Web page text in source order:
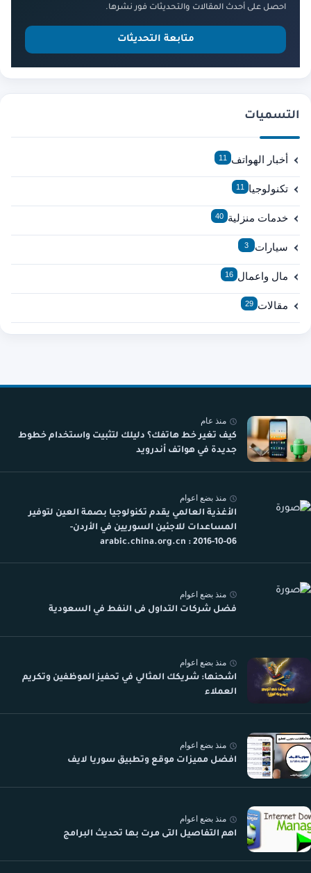
احصل على أحدث المقالات والتحديثات فور نشرها.
متابعة التحديثات
التسميات
أخبار الهواتف 11
تكنولوجيا 11
خدمات منزلية 40
سيارات 3
مال واعمال 16
مقالات 29
منذ عام
كيف تغير خط هاتفك؟ دليلك لتثبيت واستخدام خطوط
جديدة في هواتف أندرويد
منذ بضع اعوام
الأغذية العالمي يقدم تكنولوجيا بصمة العين لتوفير
المساعدات للاجئين السوريين في الأردن-
arabic.china.org.cn : 2016-10-06
منذ بضع اعوام
فضل شركات التداول فى النفط في السعودية
منذ بضع اعوام
اشحنها: شريكك المثالي في تحفيز الموظفين وتكريم
العملاء
منذ بضع اعوام
افضل مميزات موقع وتطبيق سوريا لايف
منذ بضع اعوام
اهم التفاصيل التى مرت بها تحديث البرامج